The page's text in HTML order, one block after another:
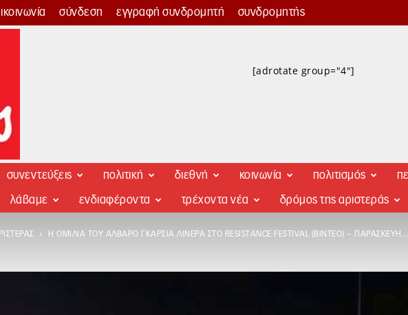
σύνδεση εγγραφή συνδρομητή συνδρομητής
[adrotate group="4"]
συνεντεύξεις πολιτική διεθνή κοινωνία πολιτισμός
λάβαμε ενδιαφέροντα τρέχοντα νέα δρόμος της αριστεράς
Η ΟΜΙΛΊΑ ΤΟΥ ΆΛΒΑΡΟ ΓΚΑΡΣΊΑ ΛΙΝΈΡΑ ΣΤΟ RESISTANCE FESTIVAL (ΒΊΝΤΕΟ) – ΠΑΡΑΣΚΕΥΉ...